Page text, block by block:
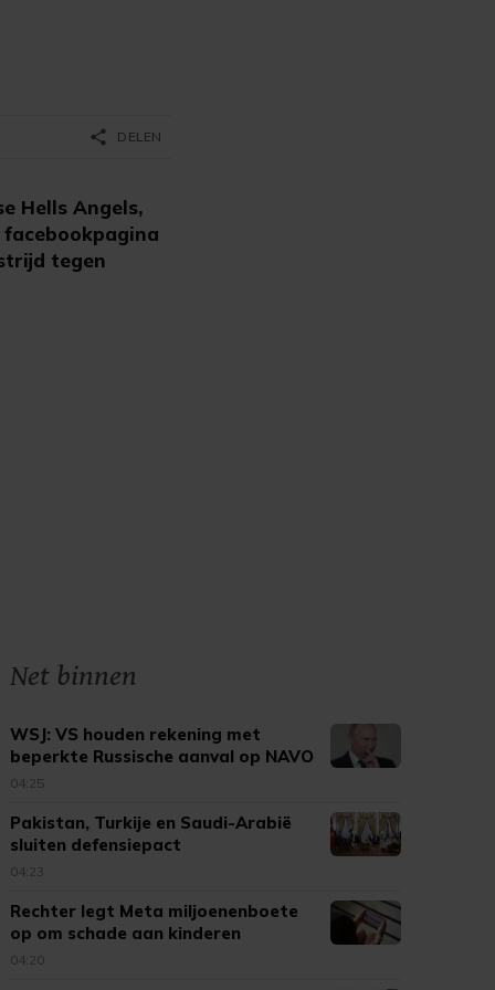
Hells Angels,
tegen
share DELEN
Net binnen
WSJ: VS houden rekening met
beperkte Russische aanval op NAVO
04:25
Pakistan, Turkije en Saudi-Arabië
sluiten defensiepact
04:23
Rechter legt Meta miljoenenboete
op om schade aan kinderen
04:20